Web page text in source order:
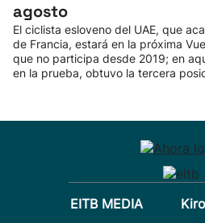
agosto
El ciclista esloveno del UAE, que
de Francia, estará en la próxima
que no participa desde 2019; en
en la prueba, obtuvo la tercera
EITB MEDIA